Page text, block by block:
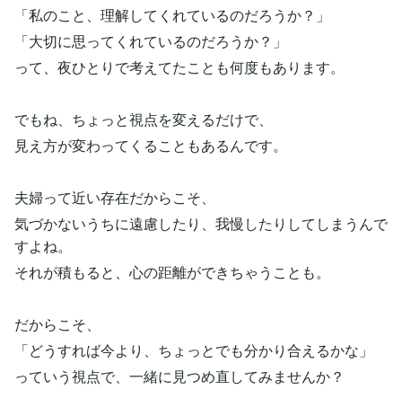
「私のこと、理解してくれているのだろうか？」
「大切に思ってくれているのだろうか？」
って、夜ひとりで考えてたことも何度もあります。
でもね、ちょっと視点を変えるだけで、
見え方が変わってくることもあるんです。
夫婦って近い存在だからこそ、
気づかないうちに遠慮したり、我慢したりしてしまうんで
すよね。
それが積もると、心の距離ができちゃうことも。
だからこそ、
「どうすれば今より、ちょっとでも分かり合えるかな」
っていう視点で、一緒に見つめ直してみませんか？